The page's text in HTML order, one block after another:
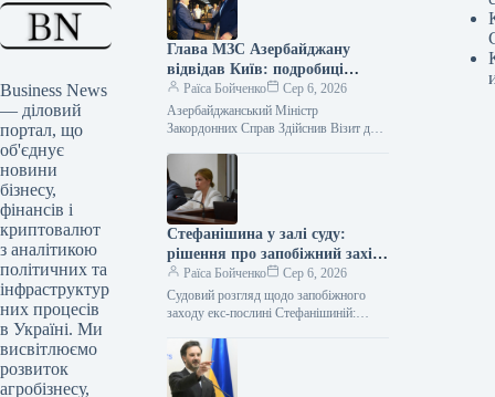
Business News
— діловий
портал, що
об'єднує
новини
бізнесу,
фінансів і
криптовалют
з аналітикою
політичних та
інфраструктур
них процесів
в Україні. Ми
висвітлюємо
розвиток
агробізнесу,
Глава МЗС Азербайджану
відвідав Київ: подробиці
зустрічі
Раїса Бойченко
Сер 6, 2026
Азербайджанський Міністр
Закордонних Справ Здійснив Візит до
справ Азербайджанської Республіки,
Стефанішина у залі суду:
рішення про запобіжний захід
перенесли на завтра
Раїса Бойченко
Сер 6, 2026
Судовий розгляд щодо запобіжного
заходу екс-послині Стефанішиній:
05.08.2026 21:30 Укрінформ
Сьогоднішнє судове засідання,
присвячене